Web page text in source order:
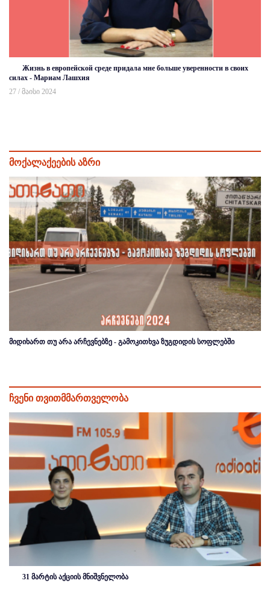
Жизнь в европейской среде придала мне больше уверенности в своих
силах - Мариам Лашхия
27 / მაისი 2024
მოქალაქეების აზრი
მიდიხართ თუ არა არჩევნებზე - გამოკითხვა ზუგდიდის სოფლებში
ჩვენი თვითმმართველობა
31 მარტის აქციის მნიშვნელობა